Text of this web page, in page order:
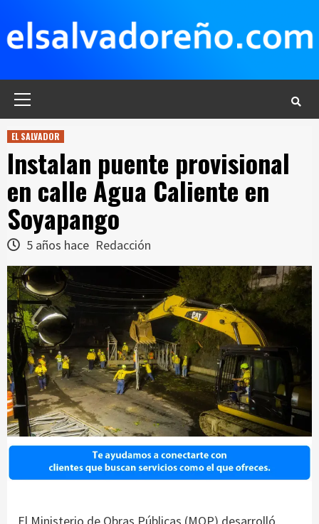
contenido
EL SALVADOR
Instalan puente provisional
en calle Agua Caliente en
Soyapango
5 años hace Redacción